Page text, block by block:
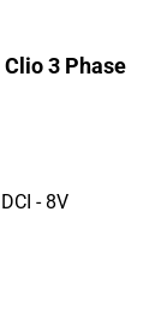
3 Phase
- 8V